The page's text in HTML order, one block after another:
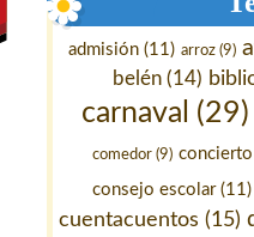
admisión (11) arroz (9)
belén (14)
carnaval (29)
comedor(9) concierto
consejo escolar(11)
cuentacuentos (15)